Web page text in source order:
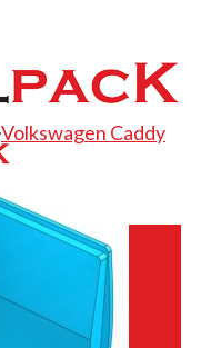
Volkswagen Caddy